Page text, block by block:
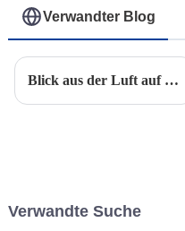
Verwandter Blog
Blick aus der Luft auf eine Fabrik in Thailand
Verwandte Suche